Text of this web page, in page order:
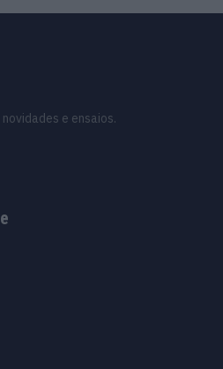
e ensaios.